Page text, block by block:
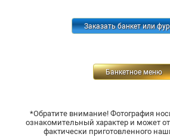
Заказать банкет или
Банкетное меню
*Обратите внимание! Фотография
ознакомительный характер и может
фактически приготовленного